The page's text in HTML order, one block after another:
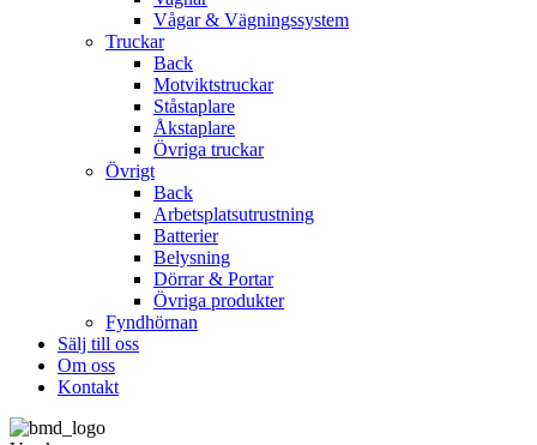
Vågar & Vägningssystem
Truckar
Back
Motviktstruckar
Ståstaplare
Åkstaplare
Övriga truckar
Övrigt
Back
Arbetsplatsutrustning
Batterier
Belysning
Dörrar & Portar
Övriga produkter
Fyndhörnan
Sälj till oss
Om oss
Kontakt